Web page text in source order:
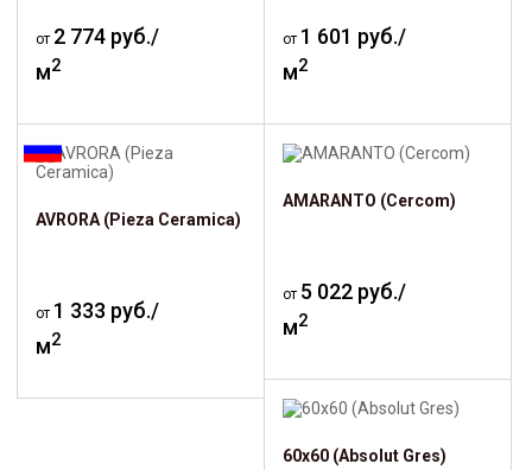
от 2 774 руб./
м2
от 1 601 руб./
м2
AVRORA (Pieza Ceramica)
от 1 333 руб./
м2
AMARANTO (Cercom)
от 5 022 руб./
м2
60х60 (Absolut Gres)